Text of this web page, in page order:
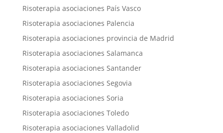
Risoterapia asociaciones País Vasco
Risoterapia asociaciones Palencia
Risoterapia asociaciones provincia de Madrid
Risoterapia asociaciones Salamanca
Risoterapia asociaciones Santander
Risoterapia asociaciones Segovia
Risoterapia asociaciones Soria
Risoterapia asociaciones Toledo
Risoterapia asociaciones Valladolid